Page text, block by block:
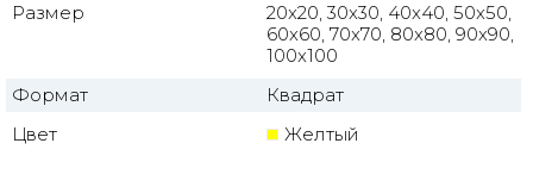
Размер
20x20, 30x30, 40x40, 50x50,
60x60, 70x70, 80x80, 90x90,
100x100
Формат
Квадрат
Цвет
Желтый